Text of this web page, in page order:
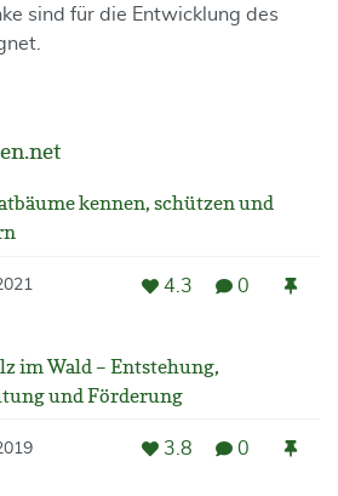
sind für die Entwicklung des
kennen, schützen und
4.3 0
im Wald – Entstehung,
und Förderung
3.8 0